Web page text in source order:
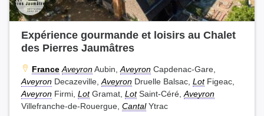
Expérience gourmande et loisirs au Chalet
des Pierres Jaumâtres
France AveyronAubin, Aveyron Capdenac-Gare,
Aveyron Decazeville, Aveyron Druelle Balsac, LotFigeac,
Aveyron Firmi, LotGramat, LotSaint-Céré, Aveyron
Villefranche-de-Rouergue, CantalYtrac